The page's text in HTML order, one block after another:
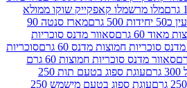
קאפקייק שוקו ממולא
מארז סנטה 90
סאוור מדנס סוכריות
מדנס 60 גרם
סוכריות
סאוור מדנס סוכריות חמוצות 60 גרם
עוגת ספוג בטעם תות 250
עוגת ספוג בטעם מישמש 250